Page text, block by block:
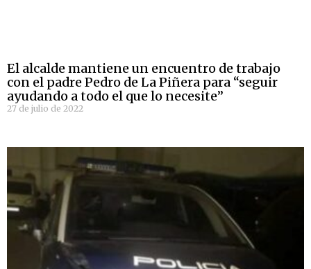
El alcalde mantiene un encuentro de trabajo
con el padre Pedro de La Piñera para “seguir
ayudando a todo el que lo necesite”
27 de julio de 2022